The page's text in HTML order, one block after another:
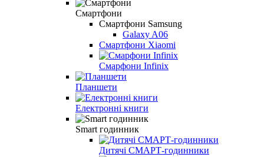
Смартфони
Смартфони Samsung
Galaxy A06
Смартфони Xiaomi
Смарфони Infinix
Планшети
Електронні книги
Smart годинник
Дитячі СМАРТ-годинники